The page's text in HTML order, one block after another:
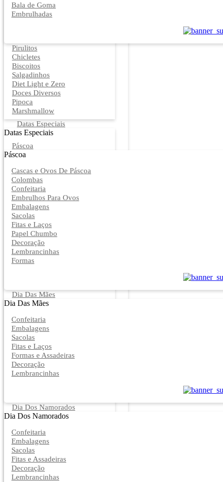
Bala de Goma
Embrulhadas
Pirulitos
Chicletes
Biscoitos
Salgadinhos
Diet Light e Zero
Doces Diversos
Pipoca
Marshmallow
Datas Especiais
Datas Especiais
Páscoa
Páscoa
Cascas e Ovos De Páscoa
Colombas
Confeitaria
Embrulhos Para Ovos
Embalagens
Sacolas
Fitas e Laços
Papel Chumbo
Decoração
Lembrancinhas
Formas
Dia Das Mães
Dia Das Mães
Confeitaria
Embalagens
Sacolas
Fitas e Laços
Formas e Assadeiras
Decoração
Lembrancinhas
Dia Dos Namorados
Dia Dos Namorados
Confeitaria
Embalagens
Sacolas
Fitas e Assadeiras
Decoração
Lembrancinhas